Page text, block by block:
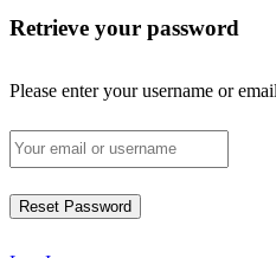
Retrieve your password
Please enter your username or